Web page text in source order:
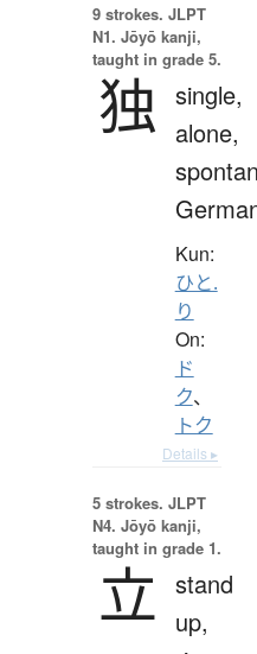
9 strokes. JLPT
N1. Jōyō kanji,
taught in grade 5.
独 single,
alone,
Kun:
ひと.
り
On:
ド
ク、
トク
Details ▸
5 strokes. JLPT
N4. Jōyō kanji,
taught in grade 1.
立 stand
up,